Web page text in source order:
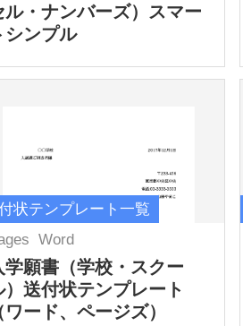
ル・ナンバーズ）スマー
シンプル
状テンプレート一覧
Word
学願書（学校・スクー
）送付状テンプレート
ワード、ページズ）